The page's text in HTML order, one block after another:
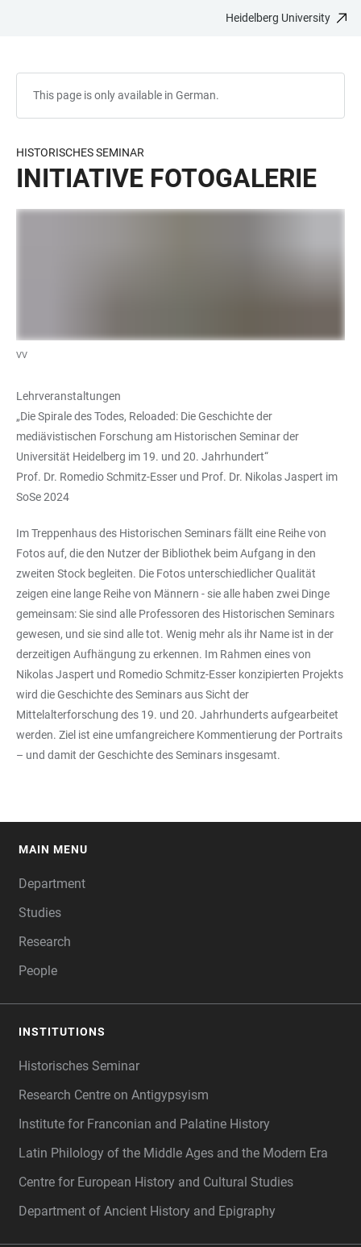
Heidelberg University
This page is only available in German.
HISTORISCHES SEMINAR
INITIATIVE FOTOGALERIE
VV
Lehrveranstaltungen
„Die Spirale des Todes, Reloaded: Die Geschichte der
mediävistischen Forschung am Historischen Seminar der
Universität Heidelberg im 19. und 20. Jahrhundert“
Prof. Dr. Romedio Schmitz-Esser und Prof. Dr. Nikolas Jaspert im
SoSe 2024
Im Treppenhaus des Historischen Seminars fällt eine Reihe von
Fotos auf, die den Nutzer der Bibliothek beim Aufgang in den
zweiten Stock begleiten. Die Fotos unterschiedlicher Qualität
zeigen eine lange Reihe von Männern - sie alle haben zwei Dinge
gemeinsam: Sie sind alle Professoren des Historischen Seminars
gewesen, und sie sind alle tot. Wenig mehr als ihr Name ist in der
derzeitigen Aufhängung zu erkennen. Im Rahmen eines von
Nikolas Jaspert und Romedio Schmitz-Esser konzipierten Projekts
wird die Geschichte des Seminars aus Sicht der
Mittelalterforschung des 19. und 20. Jahrhunderts aufgearbeitet
werden. Ziel ist eine umfangreichere Kommentierung der Portraits
– und damit der Geschichte des Seminars insgesamt.
MAIN MENU
Department
Studies
Research
People
INSTITUTIONS
Historisches Seminar
Research Centre on Antigypsyism
Institute for Franconian and Palatine History
Latin Philology of the Middle Ages and the Modern Era
Centre for European History and Cultural Studies
Department of Ancient History and Epigraphy